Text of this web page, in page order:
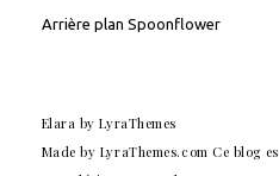
Arrière plan Spoonflower
Elara by LyraThemes
Made by LyraThemes.com Ce blog